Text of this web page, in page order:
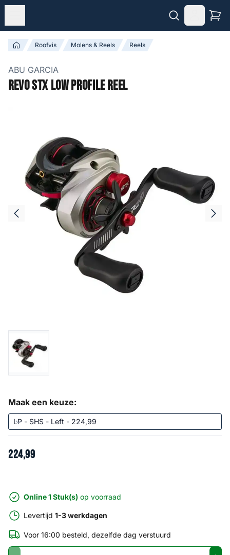
Roofvis Molens & Reels Reels
ABU GARCIA
Revo STX Low Profile Reel
Maak een keuze:
224,99
Online 1 Stuk(s) op voorraad
Levertijd 1-3 werkdagen
Voor 16:00 besteld, dezelfde dag verstuurd